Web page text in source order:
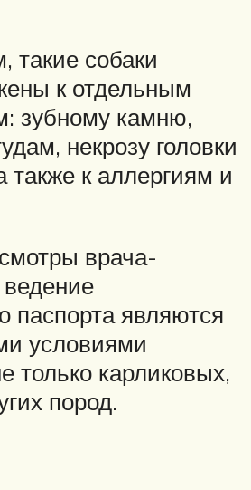
такие собаки
к отдельным
зубному камню,
некрозу головки
также к аллергиям и
врача-
паспорта являются
условиями
только карликовых,
пород.